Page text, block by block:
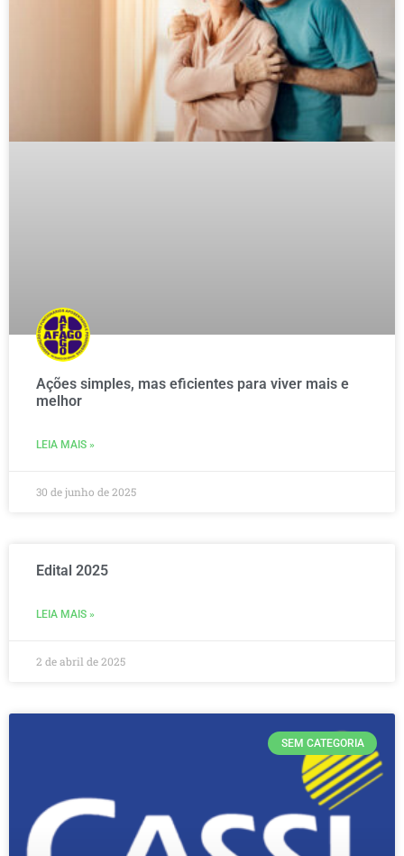
Ações simples, mas eficientes para viver mais e
melhor
LEIA MAIS »
30 de junho de 2025
Edital 2025
LEIA MAIS »
2 de abril de 2025
SEM CATEGORIA